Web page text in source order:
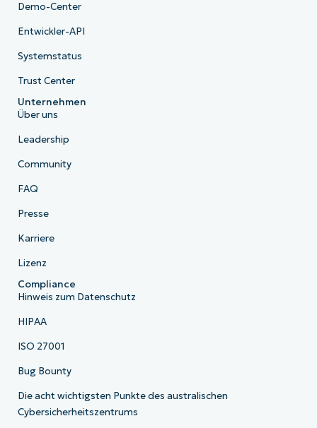
Demo-Center
Entwickler-API
Systemstatus
Trust Center
Unternehmen
Über uns
Leadership
Community
FAQ
Presse
Karriere
Lizenz
Compliance
Hinweis zum Datenschutz
HIPAA
ISO 27001
Bug Bounty
Die acht wichtigsten Punkte des australischen
Cybersicherheitszentrums